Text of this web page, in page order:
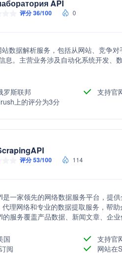
API
评分 36/100 0
数据解析服务，包括从网站、竞争
息。主营业务涉及自动化系统开发、
罗斯联邦
支持官
上的评分为3分
评分 53/100 114
一家领先的网络数据服务平台，提
代理网络和专业的数据提取服务，帮
服务覆盖产品数据、新闻文章、企
能力。WebScrapingAPI已成为
国
支持官
阅
网站在